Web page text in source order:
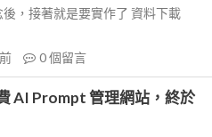
，接著就是要實作了 資料下載
0個留言
AI Prompt 管理網站，終於